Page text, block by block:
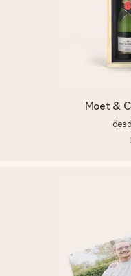
Moet &